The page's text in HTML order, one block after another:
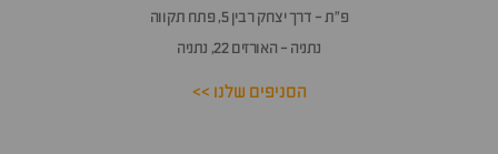
פ״ת - דרך יצחק רבין 5, פתח תקווה
נתניה - האורזים 22, נתניה
הסניפים שלנו >>